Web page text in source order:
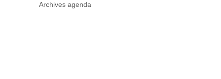
Archives agenda